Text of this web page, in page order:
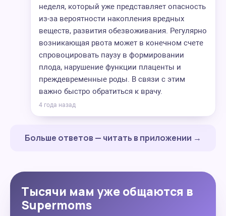
неделя, который уже представляет опасность
из-за вероятности накопления вредных
веществ, развития обезвоживания. Регулярно
возникающая рвота может в конечном счете
спровоцировать паузу в формировании
плода, нарушение функции плаценты и
преждевременные роды. В связи с этим
важно быстро обратиться к врачу.
4 года назад
Больше ответов — читать в приложении →
Тысячи мам уже общаются в
Supermoms